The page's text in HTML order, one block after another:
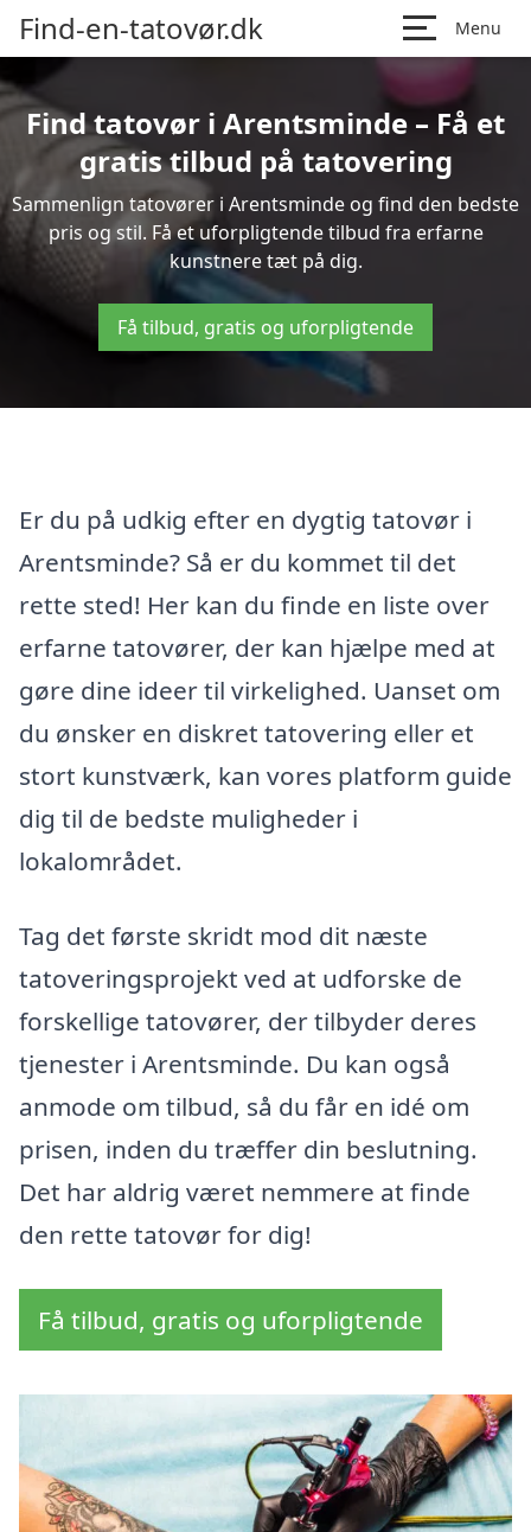
Find-en-tatovør.dk Menu
Find tatovør i Arentsminde – Få et
gratis tilbud på tatovering
Sammenlign tatovører i Arentsminde og find den bedste
pris og stil. Få et uforpligtende tilbud fra erfarne
kunstnere tæt på dig.
Få tilbud, gratis og uforpligtende
Er du på udkig efter en dygtig tatovør i
Arentsminde? Så er du kommet til det
rette sted! Her kan du finde en liste over
erfarne tatovører, der kan hjælpe med at
gøre dine ideer til virkelighed. Uanset om
du ønsker en diskret tatovering eller et
stort kunstværk, kan vores platform guide
dig til de bedste muligheder i
lokalområdet.
Tag det første skridt mod dit næste
tatoveringsprojekt ved at udforske de
forskellige tatovører, der tilbyder deres
tjenester i Arentsminde. Du kan også
anmode om tilbud, så du får en idé om
prisen, inden du træffer din beslutning.
Det har aldrig været nemmere at finde
den rette tatovør for dig!
Få tilbud, gratis og uforpligtende